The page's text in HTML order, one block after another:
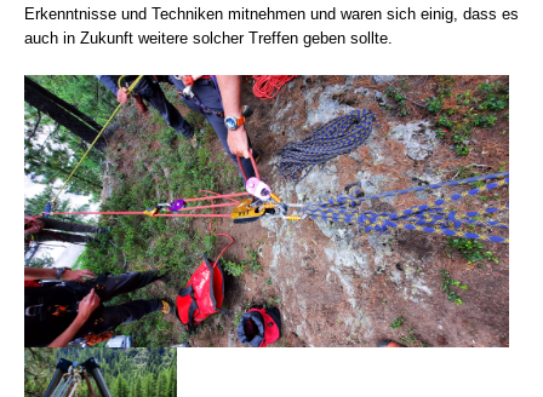
Erkenntnisse und Techniken mitnehmen und waren sich einig, dass es
auch in Zukunft weitere solcher Treffen geben sollte.